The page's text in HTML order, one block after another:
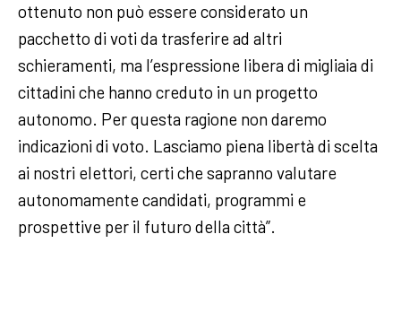
ottenuto non può essere considerato un
pacchetto di voti da trasferire ad altri
schieramenti, ma l’espressione libera di migliaia di
cittadini che hanno creduto in un progetto
autonomo. Per questa ragione non daremo
indicazioni di voto. Lasciamo piena libertà di scelta
ai nostri elettori, certi che sapranno valutare
autonomamente candidati, programmi e
prospettive per il futuro della città”.